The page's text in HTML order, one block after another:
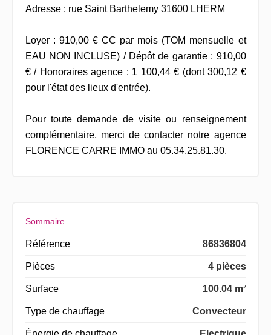
Adresse : rue Saint Barthelemy 31600 LHERM
Loyer : 910,00 € CC par mois (TOM mensuelle et
EAU NON INCLUSE) / Dépôt de garantie : 910,00
€ / Honoraires agence : 1 100,44 € (dont 300,12 €
pour l'état des lieux d'entrée).
Pour toute demande de visite ou renseignement
complémentaire, merci de contacter notre agence
FLORENCE CARRE IMMO au 05.34.25.81.30.
Sommaire
Référence 86836804
Pièces 4 pièces
Surface 100.04 m²
Type de chauffage Convecteur